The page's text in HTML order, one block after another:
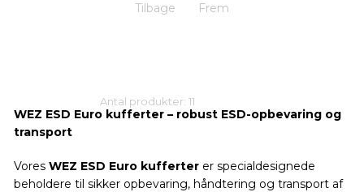
Tilbage Frem
Antal produkter: 11
WEZ ESD Euro kufferter – robust ESD-opbevaring og
transport
Vores WEZ ESD Euro kufferterer specialdesignede
beholdere til sikker opbevaring, håndtering og transport af